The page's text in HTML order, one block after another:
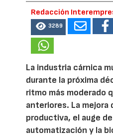
Redacción
3289
La industria cárnica
durante la próxima
ritmo más moderado
anteriores. La mejora
productiva, el auge
automatización y la